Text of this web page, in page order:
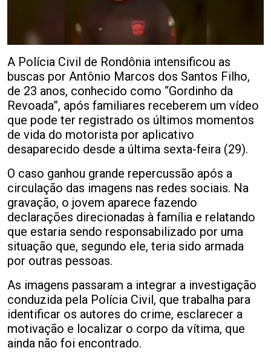
A Polícia Civil de Rondônia intensificou as
buscas por Antônio Marcos dos Santos Filho,
de 23 anos, conhecido como “Gordinho da
Revoada”, após familiares receberem um vídeo
que pode ter registrado os últimos momentos
de vida do motorista por aplicativo
desaparecido desde a última sexta-feira (29).
O caso ganhou grande repercussão após a
circulação das imagens nas redes sociais. Na
gravação, o jovem aparece fazendo
declarações direcionadas à família e relatando
que estaria sendo responsabilizado por uma
situação que, segundo ele, teria sido armada
por outras pessoas.
As imagens passaram a integrar a investigação
conduzida pela Polícia Civil, que trabalha para
identificar os autores do crime, esclarecer a
motivação e localizar o corpo da vítima, que
ainda não foi encontrado.